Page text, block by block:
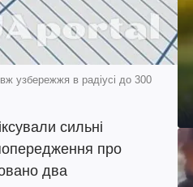
узбережжя в радіусі до 300
сильні
про
два